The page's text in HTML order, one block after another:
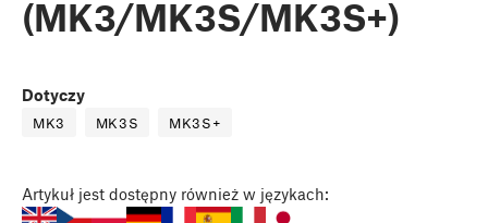
(MK3/MK3S/MK3S+)
Dotyczy
MK3 MK3S MK3S+
Artykuł jest dostępny również w językach: